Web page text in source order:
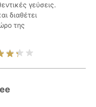
γεύσεις.
διαθέτει
της